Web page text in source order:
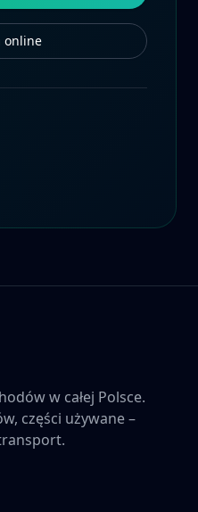
online
w całej Polsce.
części używane –